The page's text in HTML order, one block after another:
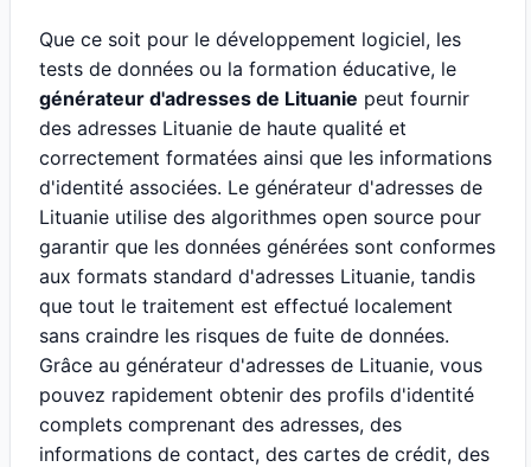
Que ce soit pour le développement logiciel, les
tests de données ou la formation éducative, le
générateur d'adresses de Lituanie peut fournir
des adresses Lituanie de haute qualité et
correctement formatées ainsi que les informations
d'identité associées. Le générateur d'adresses de
Lituanie utilise des algorithmes open source pour
garantir que les données générées sont conformes
aux formats standard d'adresses Lituanie, tandis
que tout le traitement est effectué localement
sans craindre les risques de fuite de données.
Grâce au générateur d'adresses de Lituanie, vous
pouvez rapidement obtenir des profils d'identité
complets comprenant des adresses, des
informations de contact, des cartes de crédit, des